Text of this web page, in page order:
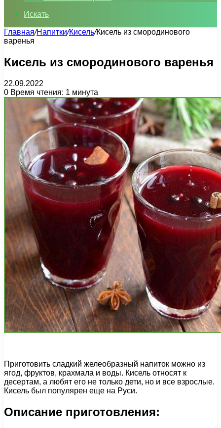
Искать
Главная/Напитки/Кисель/Кисель из смородинового
варенья
Кисель из смородинового варенья
22.09.2022
0 Время чтения: 1 минута
Приготовить сладкий желеобразный напиток можно из
ягод, фруктов, крахмала и воды. Кисель относят к
десертам, а любят его не только дети, но и все взрослые.
Кисель был популярен еще на Руси.
Описание приготовления: